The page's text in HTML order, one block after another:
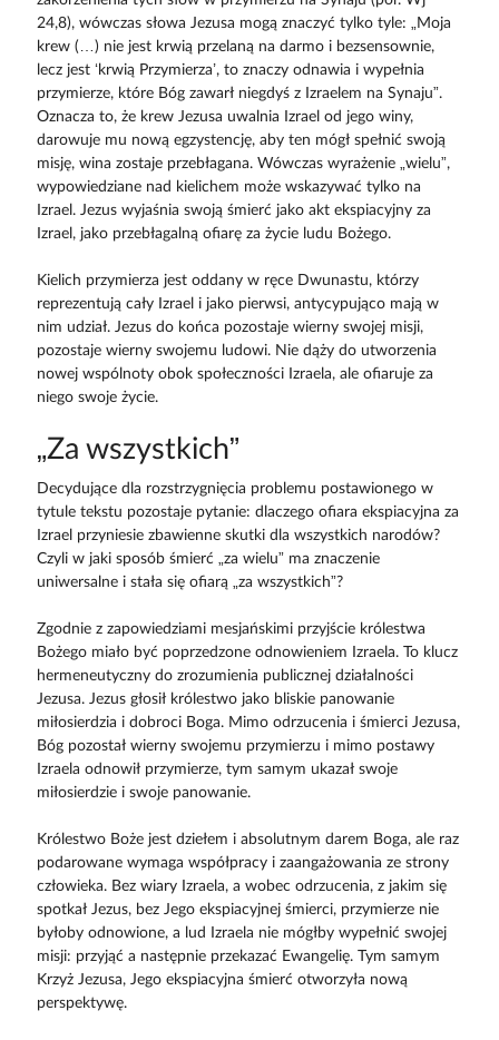
24,8), wówczas słowa Jezusa mogą znaczyć tylko tyle: „Moja
krew (…) nie jest krwią przelaną na darmo i bezsensownie,
lecz jest ‘krwią Przymierza’, to znaczy odnawia i wypełnia
przymierze, które Bóg zawarł niegdyś z Izraelem na Synaju”.
Oznacza to, że krew Jezusa uwalnia Izrael od jego winy,
darowuje mu nową egzystencję, aby ten mógł spełnić swoją
misję, wina zostaje przebłagana. Wówczas wyrażenie „wielu”,
wypowiedziane nad kielichem może wskazywać tylko na
Izrael. Jezus wyjaśnia swoją śmierć jako akt ekspiacyjny za
Izrael, jako przebłagalną ofiarę za życie ludu Bożego.
Kielich przymierza jest oddany w ręce Dwunastu, którzy
reprezentują cały Izrael i jako pierwsi, antycypująco mają w
nim udział. Jezus do końca pozostaje wierny swojej misji,
pozostaje wierny swojemu ludowi. Nie dąży do utworzenia
nowej wspólnoty obok społeczności Izraela, ale ofiaruje za
niego swoje życie.
„Za wszystkich”
Decydujące dla rozstrzygnięcia problemu postawionego w
tytule tekstu pozostaje pytanie: dlaczego ofiara ekspiacyjna za
Izrael przyniesie zbawienne skutki dla wszystkich narodów?
Czyli w jaki sposób śmierć „za wielu” ma znaczenie
uniwersalne i stała się ofiarą „za wszystkich”?
Zgodnie z zapowiedziami mesjańskimi przyjście królestwa
Bożego miało być poprzedzone odnowieniem Izraela. To klucz
hermeneutyczny do zrozumienia publicznej działalności
Jezusa. Jezus głosił królestwo jako bliskie panowanie
miłosierdzia i dobroci Boga. Mimo odrzucenia i śmierci Jezusa,
Bóg pozostał wierny swojemu przymierzu i mimo postawy
Izraela odnowił przymierze, tym samym ukazał swoje
miłosierdzie i swoje panowanie.
Królestwo Boże jest dziełem i absolutnym darem Boga, ale raz
podarowane wymaga współpracy i zaangażowania ze strony
człowieka. Bez wiary Izraela, a wobec odrzucenia, z jakim się
spotkał Jezus, bez Jego ekspiacyjnej śmierci, przymierze nie
byłoby odnowione, a lud Izraela nie mógłby wypełnić swojej
misji: przyjąć a następnie przekazać Ewangelię. Tym samym
Krzyż Jezusa, Jego ekspiacyjna śmierć otworzyła nową
perspektywę.